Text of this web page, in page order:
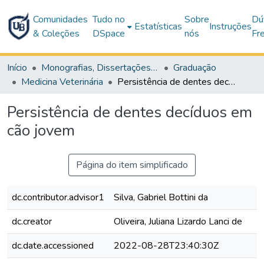
Comunidades
& Coleções
Tudo no
DSpace
Estatísticas
Sobre
nós
Instruções
Início Monografias, Dissertações e Teses
Graduação
Medicina Veterinária
Persistência de dentes decíduos em cão jovem
Persistência de dentes decíduos em
cão jovem
Página do item simplificado
dc.contributor.advisor1
Silva, Gabriel Bottini da
dc.creator
Oliveira, Juliana Lizardo Lanci de
dc.date.accessioned
2022-08-28T23:40:30Z